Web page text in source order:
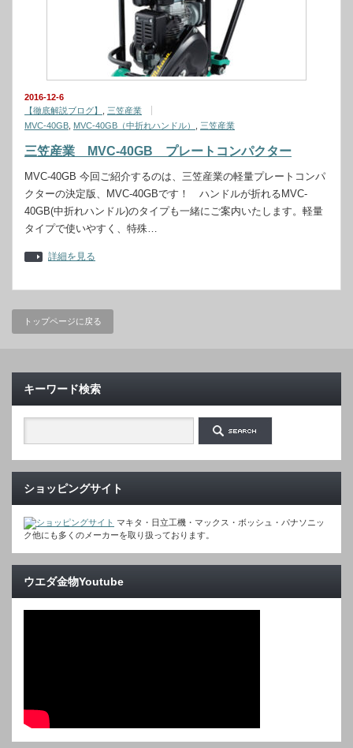
2016-12-6
【徹底解説ブログ】
三笠産業
MVC-40GB MVC-40GB（中折れハンドル） 三笠産業
三笠産業 MVC-40GB プレートコンパクター
MVC-40GB 今回ご紹介するのは、三笠産業の軽量プレートコンパ
クターの決定版、MVC-40GBです！ ハンドルが折れるMVC-
40GB(中折れハンドル)のタイプも一緒にご案内いたします。軽量
タイプで使いやすく、特殊…
詳細を見る
トップページに戻る
キーワード検索
ショッピングサイト
マキタ・日立工機・マックス・ボッシュ・パナソニッ
ク他にも多くのメーカーを取り扱っております。
ウエダ金物Youtube